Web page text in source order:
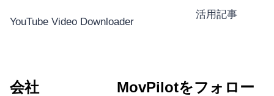
YouTube Video Downloader
活用記事
会社 MovPilotをフォロー